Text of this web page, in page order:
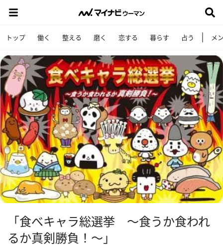
トップ 働く 整える 磨く 恋する 暮らす 占う メ
「食べキャラ総選挙 ～食うか食われ
るか真剣勝負！～」